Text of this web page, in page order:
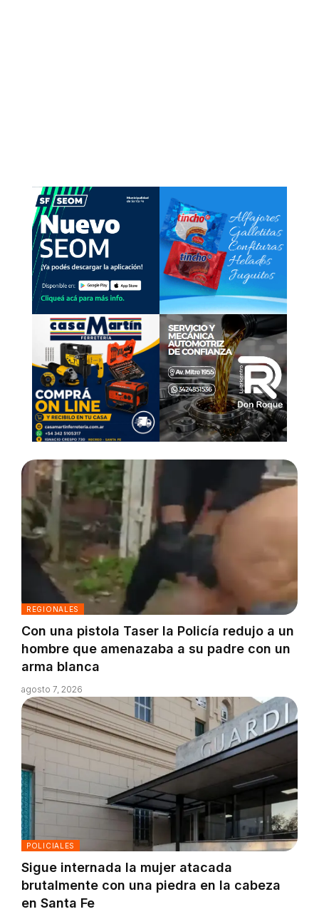
REGIONALES
Con una pistola Taser la Policía redujo a un
hombre que amenazaba a su padre con un
arma blanca
agosto 7, 2026
POLICIALES
Sigue internada la mujer atacada
brutalmente con una piedra en la cabeza
en Santa Fe